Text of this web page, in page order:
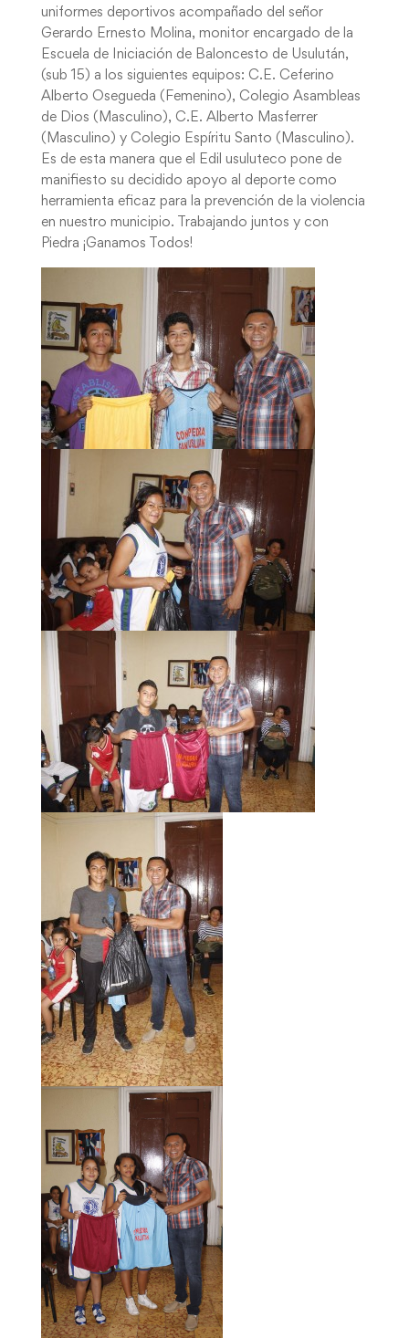
uniformes deportivos acompañado del señor
Gerardo Ernesto Molina, monitor encargado de la
Escuela de Iniciación de Baloncesto de Usulután,
(sub 15) a los siguientes equipos: C.E. Ceferino
Alberto Osegueda (Femenino), Colegio Asambleas
de Dios (Masculino), C.E. Alberto Masferrer
(Masculino) y Colegio Espíritu Santo (Masculino).
Es de esta manera que el Edil usuluteco pone de
manifiesto su decidido apoyo al deporte como
herramienta eficaz para la prevención de la violencia
en nuestro municipio. Trabajando juntos y con
Piedra ¡Ganamos Todos!